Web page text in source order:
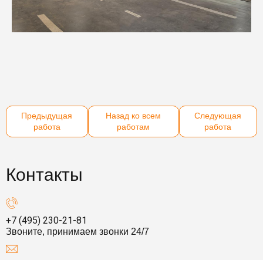
Предыдущая
работа
Назад ко всем
работам
Следующая
работа
Контакты
+7 (495) 230-21-81
Звоните, принимаем звонки 24/7